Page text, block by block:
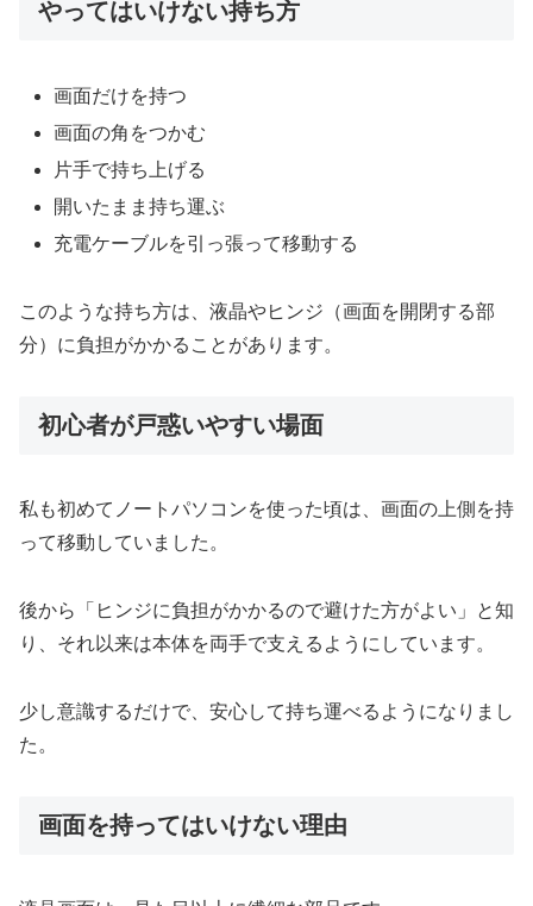
やってはいけない持ち方
画面だけを持つ
画面の角をつかむ
片手で持ち上げる
開いたまま持ち運ぶ
充電ケーブルを引っ張って移動する
このような持ち方は、液晶やヒンジ（画面を開閉する部
分）に負担がかかることがあります。
初心者が戸惑いやすい場面
私も初めてノートパソコンを使った頃は、画面の上側を持
って移動していました。
後から「ヒンジに負担がかかるので避けた方がよい」と知
り、それ以来は本体を両手で支えるようにしています。
少し意識するだけで、安心して持ち運べるようになりまし
た。
画面を持ってはいけない理由